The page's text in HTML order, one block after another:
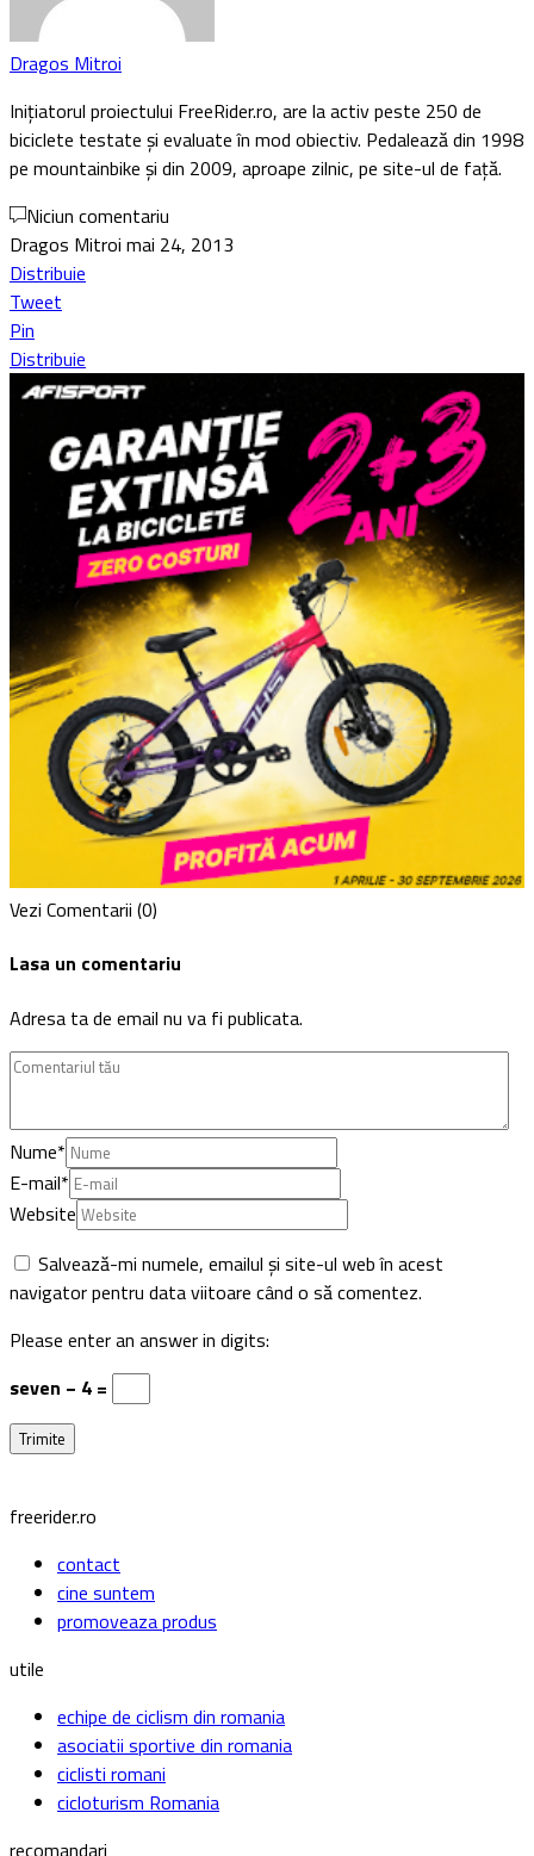
Dragos Mitroi
Inițiatorul proiectului FreeRider.ro, are la activ peste 250 de
biciclete testate și evaluate în mod obiectiv. Pedalează din 1998
pe mountainbike și din 2009, aproape zilnic, pe site-ul de față.
Niciun comentariu
Dragos Mitroi mai 24, 2013
Distribuie
Tweet
Pin
Distribuie
Vezi Comentarii (0)
Lasa un comentariu
Adresa ta de email nu va fi publicata.
Nume*
E-mail*
Website
Salvează-mi numele, emailul și site-ul web în acest
navigator pentru data viitoare când o să comentez.
Please enter an answer in digits:
seven − 4 =
freerider.ro
contact
cine suntem
promoveaza produs
utile
echipe de ciclism din romania
asociatii sportive din romania
ciclisti romani
cicloturism Romania
recomandari